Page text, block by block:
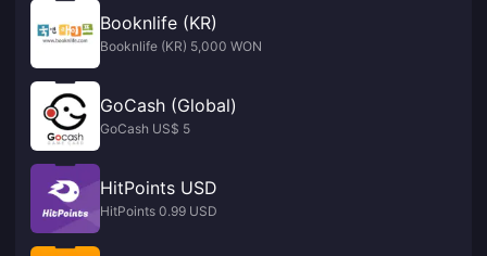
Booknlife (KR)
Booknlife (KR) 5,000 WON
GoCash (Global)
GoCash US$ 5
HitPoints USD
HitPoints 0.99 USD